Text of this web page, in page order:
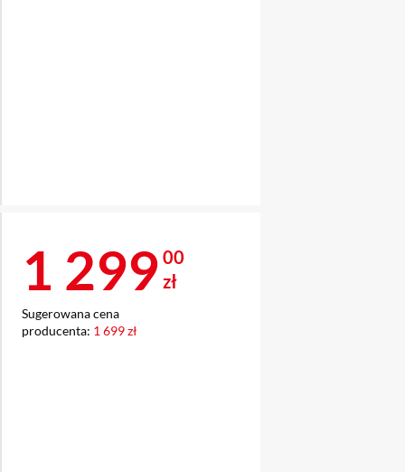
Cena 1 299 zł
1 299 00
zł
Sugerowana cena
producenta: 1 699 zł